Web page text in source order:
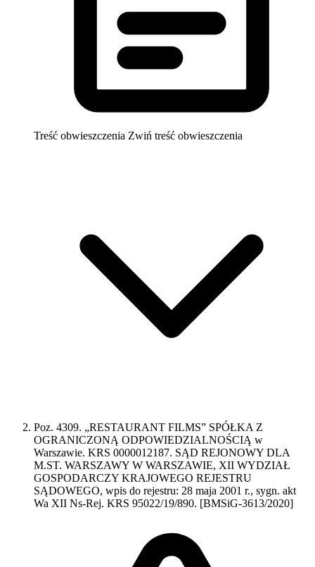
Treść obwieszczenia Zwiń treść obwieszczenia
Poz. 4309. „RESTAURANT FILMS” SPÓŁKA Z
OGRANICZONĄ ODPOWIEDZIALNOŚCIĄ w
Warszawie. KRS 0000012187. SĄD REJONOWY DLA
M.ST. WARSZAWY W WARSZAWIE, XII WYDZIAŁ
GOSPODARCZY KRAJOWEGO REJESTRU
SĄDOWEGO, wpis do rejestru: 28 maja 2001 r., sygn. akt
Wa XII Ns-Rej. KRS 95022/19/890. [BMSiG-3613/2020]